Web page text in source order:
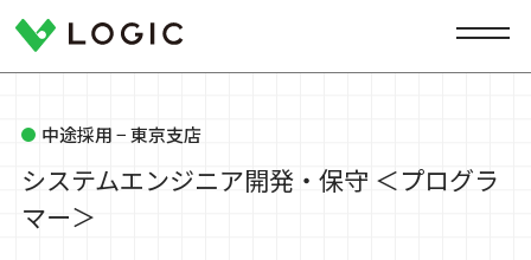
中途採用 − 東京支店
システムエンジニア開発・保守 ＜プログラ
マー＞